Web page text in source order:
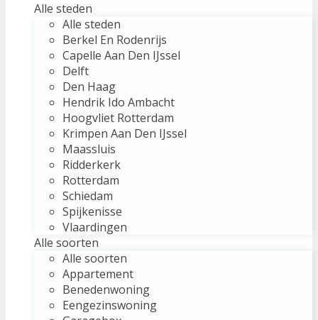
Alle steden
Alle steden
Berkel En Rodenrijs
Capelle Aan Den IJssel
Delft
Den Haag
Hendrik Ido Ambacht
Hoogvliet Rotterdam
Krimpen Aan Den IJssel
Maassluis
Ridderkerk
Rotterdam
Schiedam
Spijkenisse
Vlaardingen
Alle soorten
Alle soorten
Appartement
Benedenwoning
Eengezinswoning